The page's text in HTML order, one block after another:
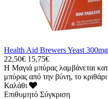
Health Aid Brewers Yeast
22,50€ 15,75€
Η Μαγιά μπύρας λαμβάνεται
μπύρας από την βύνη, το
Καλάθι
Επιθυμητό Σύγκριση